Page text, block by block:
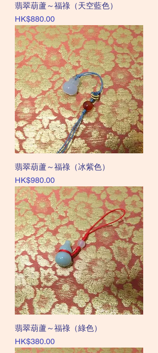
翡翠葫蘆～福祿（天空藍色）
價格
HK$880.00
翡翠葫蘆～福祿（冰紫色）
價格
HK$980.00
翡翠葫蘆～福祿（綠色）
價格
HK$380.00